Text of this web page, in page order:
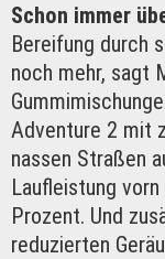
Schon immer
Bereifung durch
noch mehr, sagt
Adventure 2 mit
nassen Straßen
Laufleistung
Prozent. Und
reduzierten